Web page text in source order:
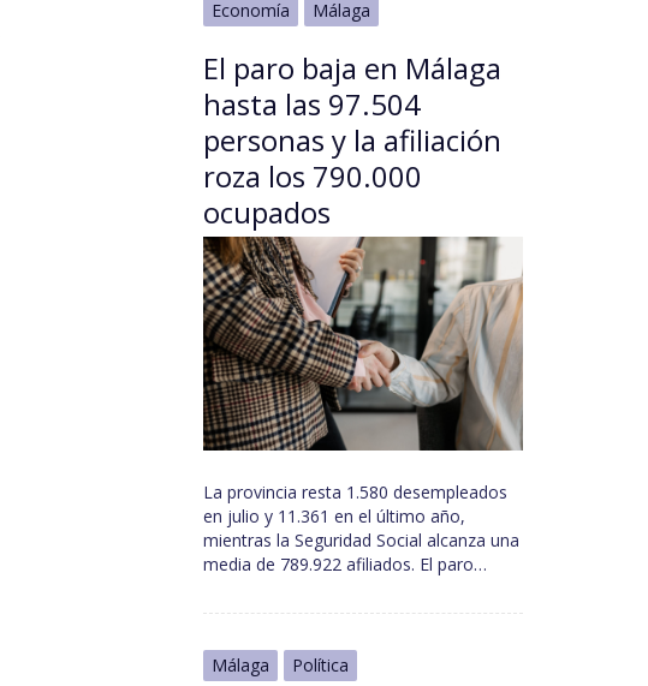
Economía Málaga
El paro baja en Málaga
hasta las 97.504
personas y la afiliación
roza los 790.000
ocupados
La provincia resta 1.580 desempleados
en julio y 11.361 en el último año,
mientras la Seguridad Social alcanza una
media de 789.922 afiliados. El paro…
Málaga Política